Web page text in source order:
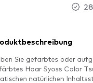
Sie gefärbtes oder
Haar Syoss Color
natürlichen